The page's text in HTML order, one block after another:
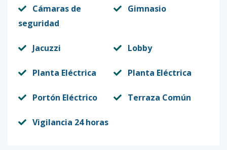
Cámaras de
seguridad
Gimnasio
Jacuzzi Lobby
Planta Eléctrica Planta Eléctrica
Portón Eléctrico Terraza Común
Vigilancia 24 horas